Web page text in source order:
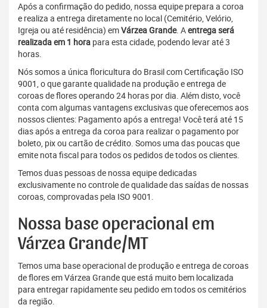
Após a confirmação do pedido, nossa equipe prepara a coroa
e realiza a entrega diretamente no local (Cemitério, Velório,
Igreja ou até residência) emVárzea Grande. Aentrega será
realizada em 1 hora para esta cidade, podendo levar até 3
horas.
Nós somos a única floricultura do Brasil com Certificação ISO
9001, o que garante qualidade na produção e entrega de
coroas de flores operando 24 horas por dia. Além disto, você
conta com algumas vantagens exclusivas que oferecemos aos
nossos clientes: Pagamento após a entrega! Você terá até 15
dias após a entrega da coroa para realizar o pagamento por
boleto, pix ou cartão de crédito. Somos uma das poucas que
emite nota fiscal para todos os pedidos de todos os clientes.
Temos duas pessoas de nossa equipe dedicadas
exclusivamente no controle de qualidade das saídas de nossas
coroas, comprovadas pela ISO 9001.
Nossa base operacional em
Várzea Grande/MT
Temos uma base operacional de produção e entrega de coroas
de flores em Várzea Grande que está muito bem localizada
para entregar rapidamente seu pedido em todos os cemitérios
da região.